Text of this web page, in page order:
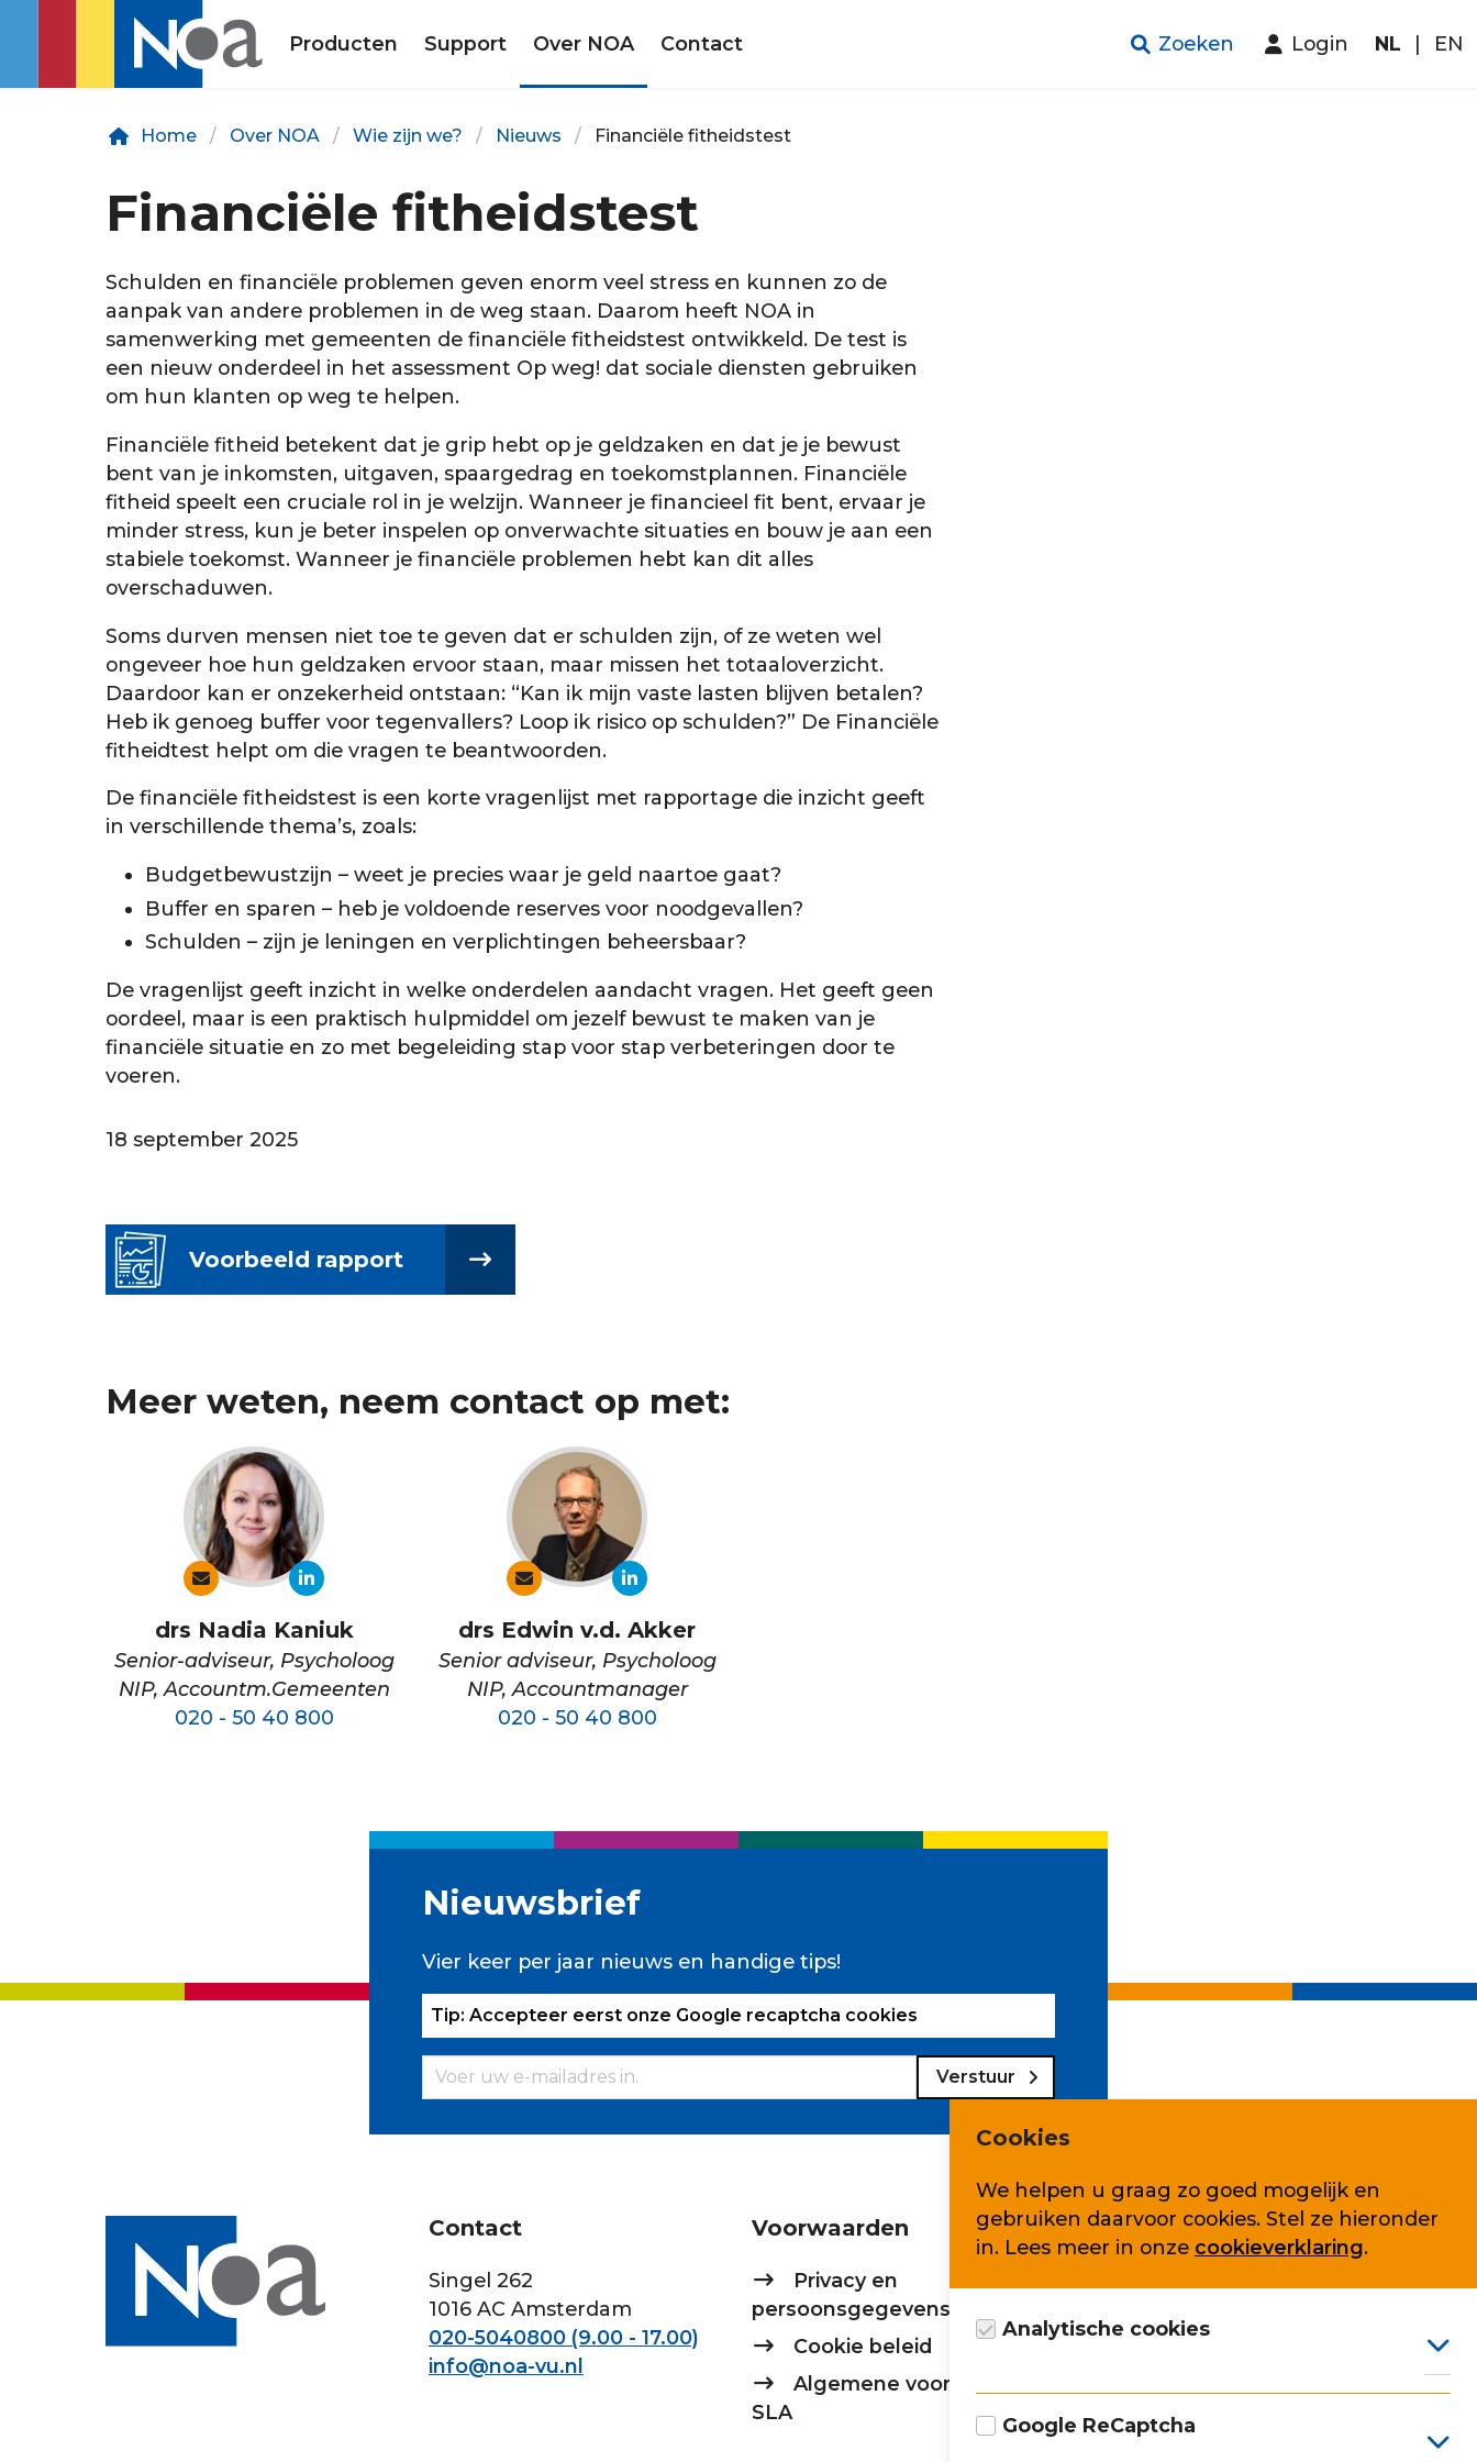
Producten Support Over NOA Contact Zoeken Login NL EN
Home Over NOA Wie zijn we? Nieuws Financiële fitheidstest
Financiële fitheidstest
Schulden en financiële problemen geven enorm veel stress en kunnen zo de
aanpak van andere problemen in de weg staan. Daarom heeft NOA in
samenwerking met gemeenten de financiële fitheidstest ontwikkeld. De test is
een nieuw onderdeel in het assessment Op weg! dat sociale diensten gebruiken
om hun klanten op weg te helpen.
Financiële fitheid betekent dat je grip hebt op je geldzaken en dat je je bewust
bent van je inkomsten, uitgaven, spaargedrag en toekomstplannen. Financiële
fitheid speelt een cruciale rol in je welzijn. Wanneer je financieel fit bent, ervaar je
minder stress, kun je beter inspelen op onverwachte situaties en bouw je aan een
stabiele toekomst. Wanneer je financiële problemen hebt kan dit alles
overschaduwen.
Soms durven mensen niet toe te geven dat er schulden zijn, of ze weten wel
ongeveer hoe hun geldzaken ervoor staan, maar missen het totaaloverzicht.
Daardoor kan er onzekerheid ontstaan: “Kan ik mijn vaste lasten blijven betalen?
Heb ik genoeg buffer voor tegenvallers? Loop ik risico op schulden?” De Financiële
fitheidtest helpt om die vragen te beantwoorden.
De financiële fitheidstest is een korte vragenlijst met rapportage die inzicht geeft
in verschillende thema’s, zoals:
Budgetbewustzijn – weet je precies waar je geld naartoe gaat?
Buffer en sparen – heb je voldoende reserves voor noodgevallen?
Schulden – zijn je leningen en verplichtingen beheersbaar?
De vragenlijst geeft inzicht in welke onderdelen aandacht vragen. Het geeft geen
oordeel, maar is een praktisch hulpmiddel om jezelf bewust te maken van je
financiële situatie en zo met begeleiding stap voor stap verbeteringen door te
voeren.
18 september 2025
Voorbeeld rapport
Meer weten, neem contact op met:
drs Nadia Kaniuk
Senior-adviseur, Psycholoog
NIP, Accountm.Gemeenten
020 - 50 40 800
drs Edwin v.d. Akker
Senior adviseur, Psycholoog
NIP, Accountmanager
020 - 50 40 800
Nieuwsbrief
Vier keer per jaar nieuws en handige tips!
Tip: Accepteer eerst onze Google recaptcha cookies
Verstuur
Contact
Singel 262
1016 AC Amsterdam
020-5040800 (9.00 - 17.00)
info@noa-vu.nl
Voorwaarden
Privacy en
persoonsgegevens
Cookie beleid
Algemene voorwaarden
SLA
Volg ons ook op
Cookies
We helpen u graag zo goed mogelijk en
gebruiken daarvoor cookies. Stel ze hieronder
in. Lees meer in onze cookieverklaring.
Analytische cookies
Google Analytics cookie, anoniem gegevens
verzamelen, conform AVG.
Google ReCaptcha